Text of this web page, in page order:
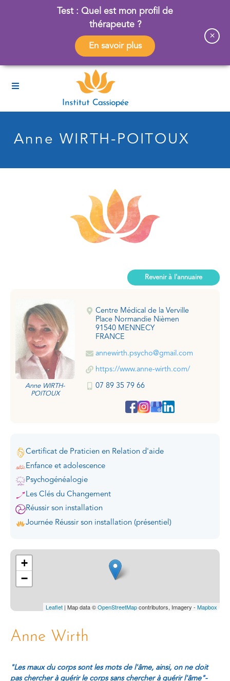
Test : Quel est mon profil de
thérapeute ?
En savoir plus
×
Anne WIRTH-POITOUX
Revenir à l'annuaire
Anne WIRTH-
POITOUX
Centre Médical de la Verville
Place Normandie Nièmen
91540 MENNECY
FRANCE
annewirth.psycho@gmail.com
https://www.anne-wirth.com/
07 89 35 79 66
Certificat de Praticien en Relation d'aide
Enfance et adolescence
Psychogénéalogie
Les Clés du Changement
Réussir son installation
Journée Réussir son installation (présentiel)
+
−
Leaflet | Map data ©OpenStreetMapcontributors, Imagery - Mapbox
Anne Wirth
"Les maux du corps sont les mots de l'âme, ainsi, on ne doit
pas chercher à guérir le corps sans chercher à guérir l'âme"-